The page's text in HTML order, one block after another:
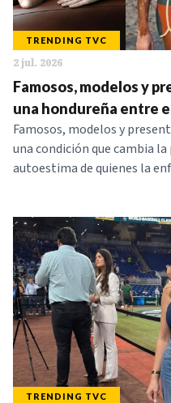
TRENDING TVC
2 jul. 2026
Famosos, modelos y
una hondureña entre
Famosos, modelos y
una condición que cambia
autoestima de quienes la
TRENDING TVC